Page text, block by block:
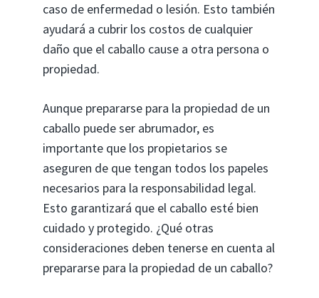
caso de enfermedad o lesión. Esto también
ayudará a cubrir los costos de cualquier
daño que el caballo cause a otra persona o
propiedad.
Aunque prepararse para la propiedad de un
caballo puede ser abrumador, es
importante que los propietarios se
aseguren de que tengan todos los papeles
necesarios para la responsabilidad legal.
Esto garantizará que el caballo esté bien
cuidado y protegido. ¿Qué otras
consideraciones deben tenerse en cuenta al
prepararse para la propiedad de un caballo?